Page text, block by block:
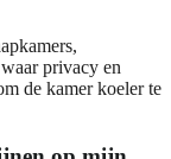
privacy en
de kamer koeler te